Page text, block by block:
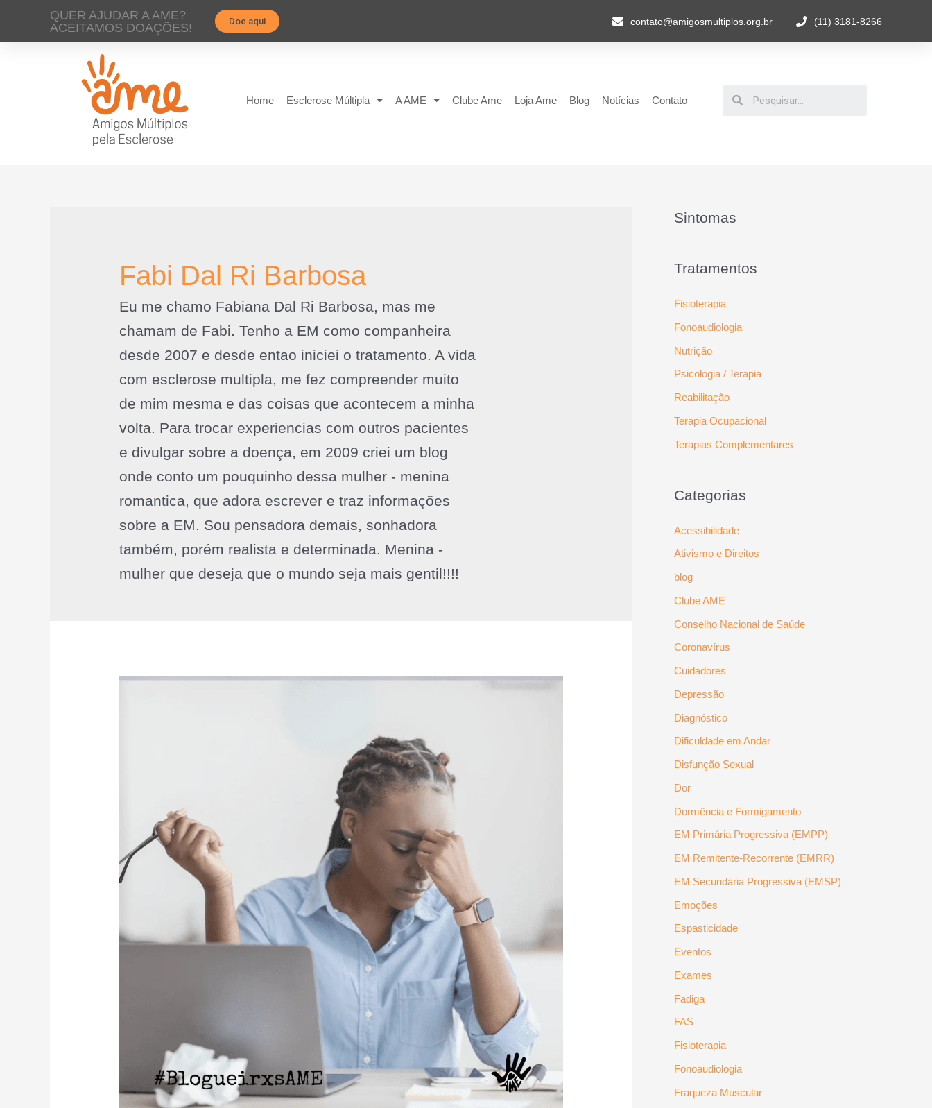
QUER AJUDAR A AME?
ACEITAMOS DOAÇÕES!
Doe aqui contato@amigosmultiplos.org.br (11) 3181-8266
Home Esclerose Múltipla A AME Clube Ame Loja Ame Blog Notícias Contato
Fabi Dal Ri Barbosa
Eu me chamo Fabiana Dal Ri Barbosa, mas me
chamam de Fabi. Tenho a EM como companheira
desde 2007 e desde entao iniciei o tratamento. A vida
com esclerose multipla, me fez compreender muito
de mim mesma e das coisas que acontecem a minha
volta. Para trocar experiencias com outros pacientes
e divulgar sobre a doença, em 2009 criei um blog
onde conto um pouquinho dessa mulher - menina
romantica, que adora escrever e traz informações
sobre a EM. Sou pensadora demais, sonhadora
também, porém realista e determinada. Menina -
mulher que deseja que o mundo seja mais gentil!!!!
Sintomas
Tratamentos
Fisioterapia
Fonoaudiologia
Nutrição
Psicologia / Terapia
Reabilitação
Terapia Ocupacional
Terapias Complementares
Categorias
Acessibilidade
Ativismo e Direitos
blog
Clube AME
Conselho Nacional de Saúde
Coronavírus
Cuidadores
Depressão
Diagnóstico
Dificuldade em Andar
Disfunção Sexual
Dor
Dormência e Formigamento
EM Primária Progressiva (EMPP)
EM Remitente-Recorrente (EMRR)
EM Secundária Progressiva (EMSP)
Emoções
Espasticidade
Eventos
Exames
Fadiga
FAS
Fisioterapia
Fonoaudiologia
Fraqueza Muscular